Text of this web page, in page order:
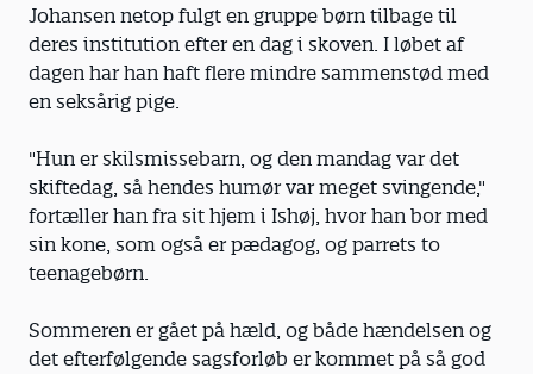
Johansen netop fulgt en gruppe børn tilbage til
deres institution efter en dag i skoven. I løbet af
dagen har han haft flere mindre sammenstød med
en seksårig pige.
"Hun er skilsmissebarn, og den mandag var det
skiftedag, så hendes humør var meget svingende,"
fortæller han fra sit hjem i Ishøj, hvor han bor med
sin kone, som også er pædagog, og parrets to
teenagebørn.
Sommeren er gået på hæld, og både hændelsen og
det efterfølgende sagsforløb er kommet på så god